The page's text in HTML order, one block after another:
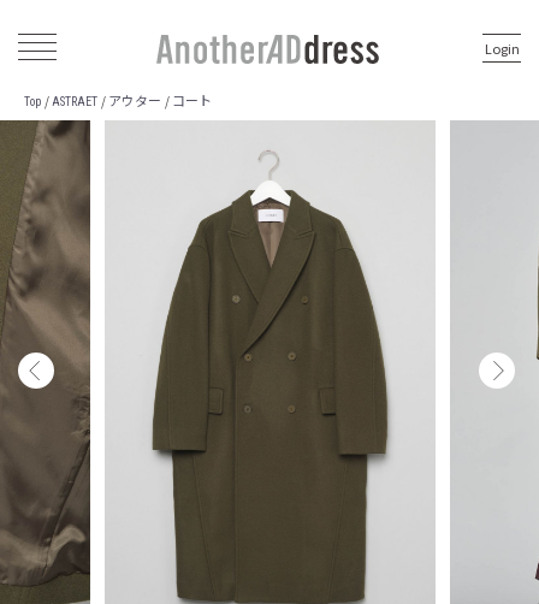
Login
Top / ASTRAET / アウター / コート